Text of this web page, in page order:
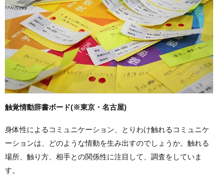
触覚情動辞書ボード(※東京・名古屋)
身体性によるコミュニケーション、とりわけ触れるコミュニケ
ーションは、どのような情動を生み出すのでしょうか。触れる
場所、触り方、相手との関係性に注目して、調査をしていま
す。